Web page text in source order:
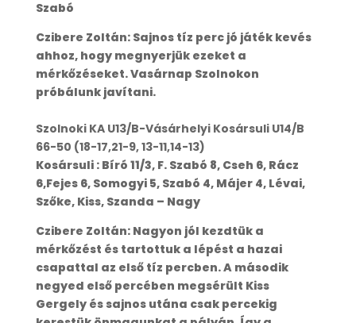
Szabó
Czibere Zoltán: Sajnos tíz perc jó játék kevés
ahhoz, hogy megnyerjük ezeket a
mérkőzéseket. Vasárnap Szolnokon
próbálunk javítani.
Szolnoki KA U13/B-Vásárhelyi Kosársuli U14/B
66-50 (18-17,21-9, 13-11,14-13)
Kosársuli : Bíró 11/3, F. Szabó 8, Cseh 6, Rácz
6,Fejes 6, Somogyi 5, Szabó 4, Májer 4, Lévai,
Szőke, Kiss, Szanda – Nagy
Czibere Zoltán: Nagyon jól kezdtük a
mérkőzést és tartottuk a lépést a hazai
csapattal az első tíz percben. A második
negyed első percében megsérült Kiss
Gergely és sajnos utána csak percekig